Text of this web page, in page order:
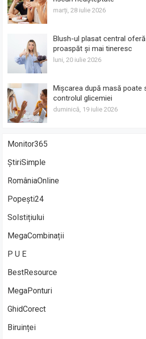
marți, 28 iulie 2026
Blush-ul plasat central
proaspăt și mai tineresc
luni, 20 iulie 2026
Mișcarea după masă poate
controlul glicemiei
duminică, 19 iulie 2026
Monitor365
ȘtiriSimple
RomâniaOnline
Popești24
Solstițiului
MegaCombinații
P U E
BestResource
MegaPonturi
GhidCorect
Biruinței